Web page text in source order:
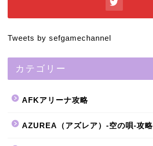
Tweets by sefgamechannel
カテゴリー
AFKアリーナ攻略
AZUREA（アズレア）-空の唄-攻略